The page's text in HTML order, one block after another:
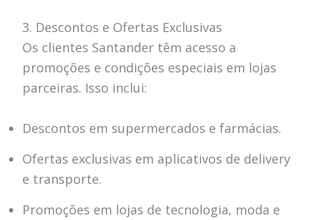
3. Descontos e Ofertas Exclusivas
Os clientes Santander têm acesso a
promoções e condições especiais em lojas
parceiras. Isso inclui:
Descontos em supermercados e farmácias.
Ofertas exclusivas em aplicativos de delivery
e transporte.
Promoções em lojas de tecnologia, moda e